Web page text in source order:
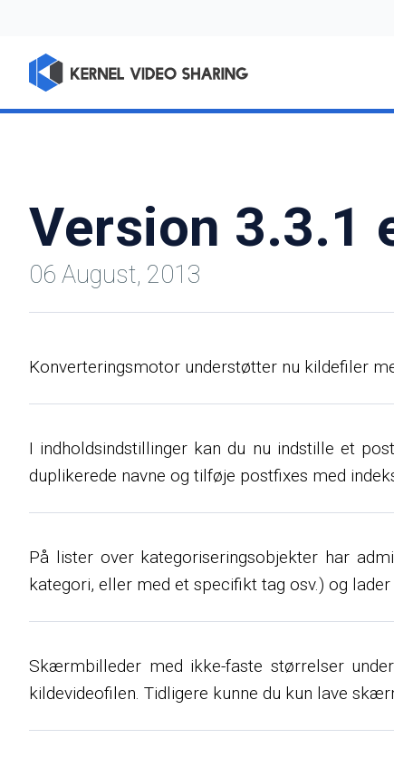
Version 3.3.1
06 August, 2013
Konverteringsmotor understøtter nu kildefiler
I indholdsindstillinger kan du nu indstille et
duplikerede navne og tilføje postfixes med
På lister over kategoriseringsobjekter har
kategori, eller med et specifikt tag osv.) og
Skærmbilleder med ikke-faste størrelser
kildevideofilen. Tidligere kunne du kun lave